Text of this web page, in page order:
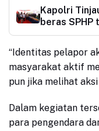
Kapolri
beras
“Identitas pelapor
masyarakat aktif
pun jika melihat
Dalam kegiatan
para pengendara